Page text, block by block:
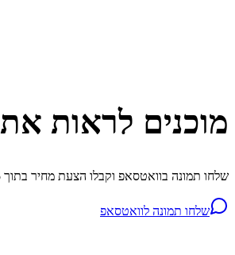
מוכנים לראות
שלחו תמונה בוואטסאפ וקבלו הצעת מחיר בתוך 5 דקות
שלחו תמונה לוואטסאפ